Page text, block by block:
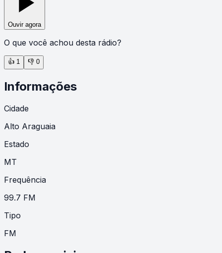
Ouvir agora
O que você achou desta rádio?
👍 1 👎 0
Informações
Cidade
Alto Araguaia
Estado
MT
Frequência
99.7 FM
Tipo
FM